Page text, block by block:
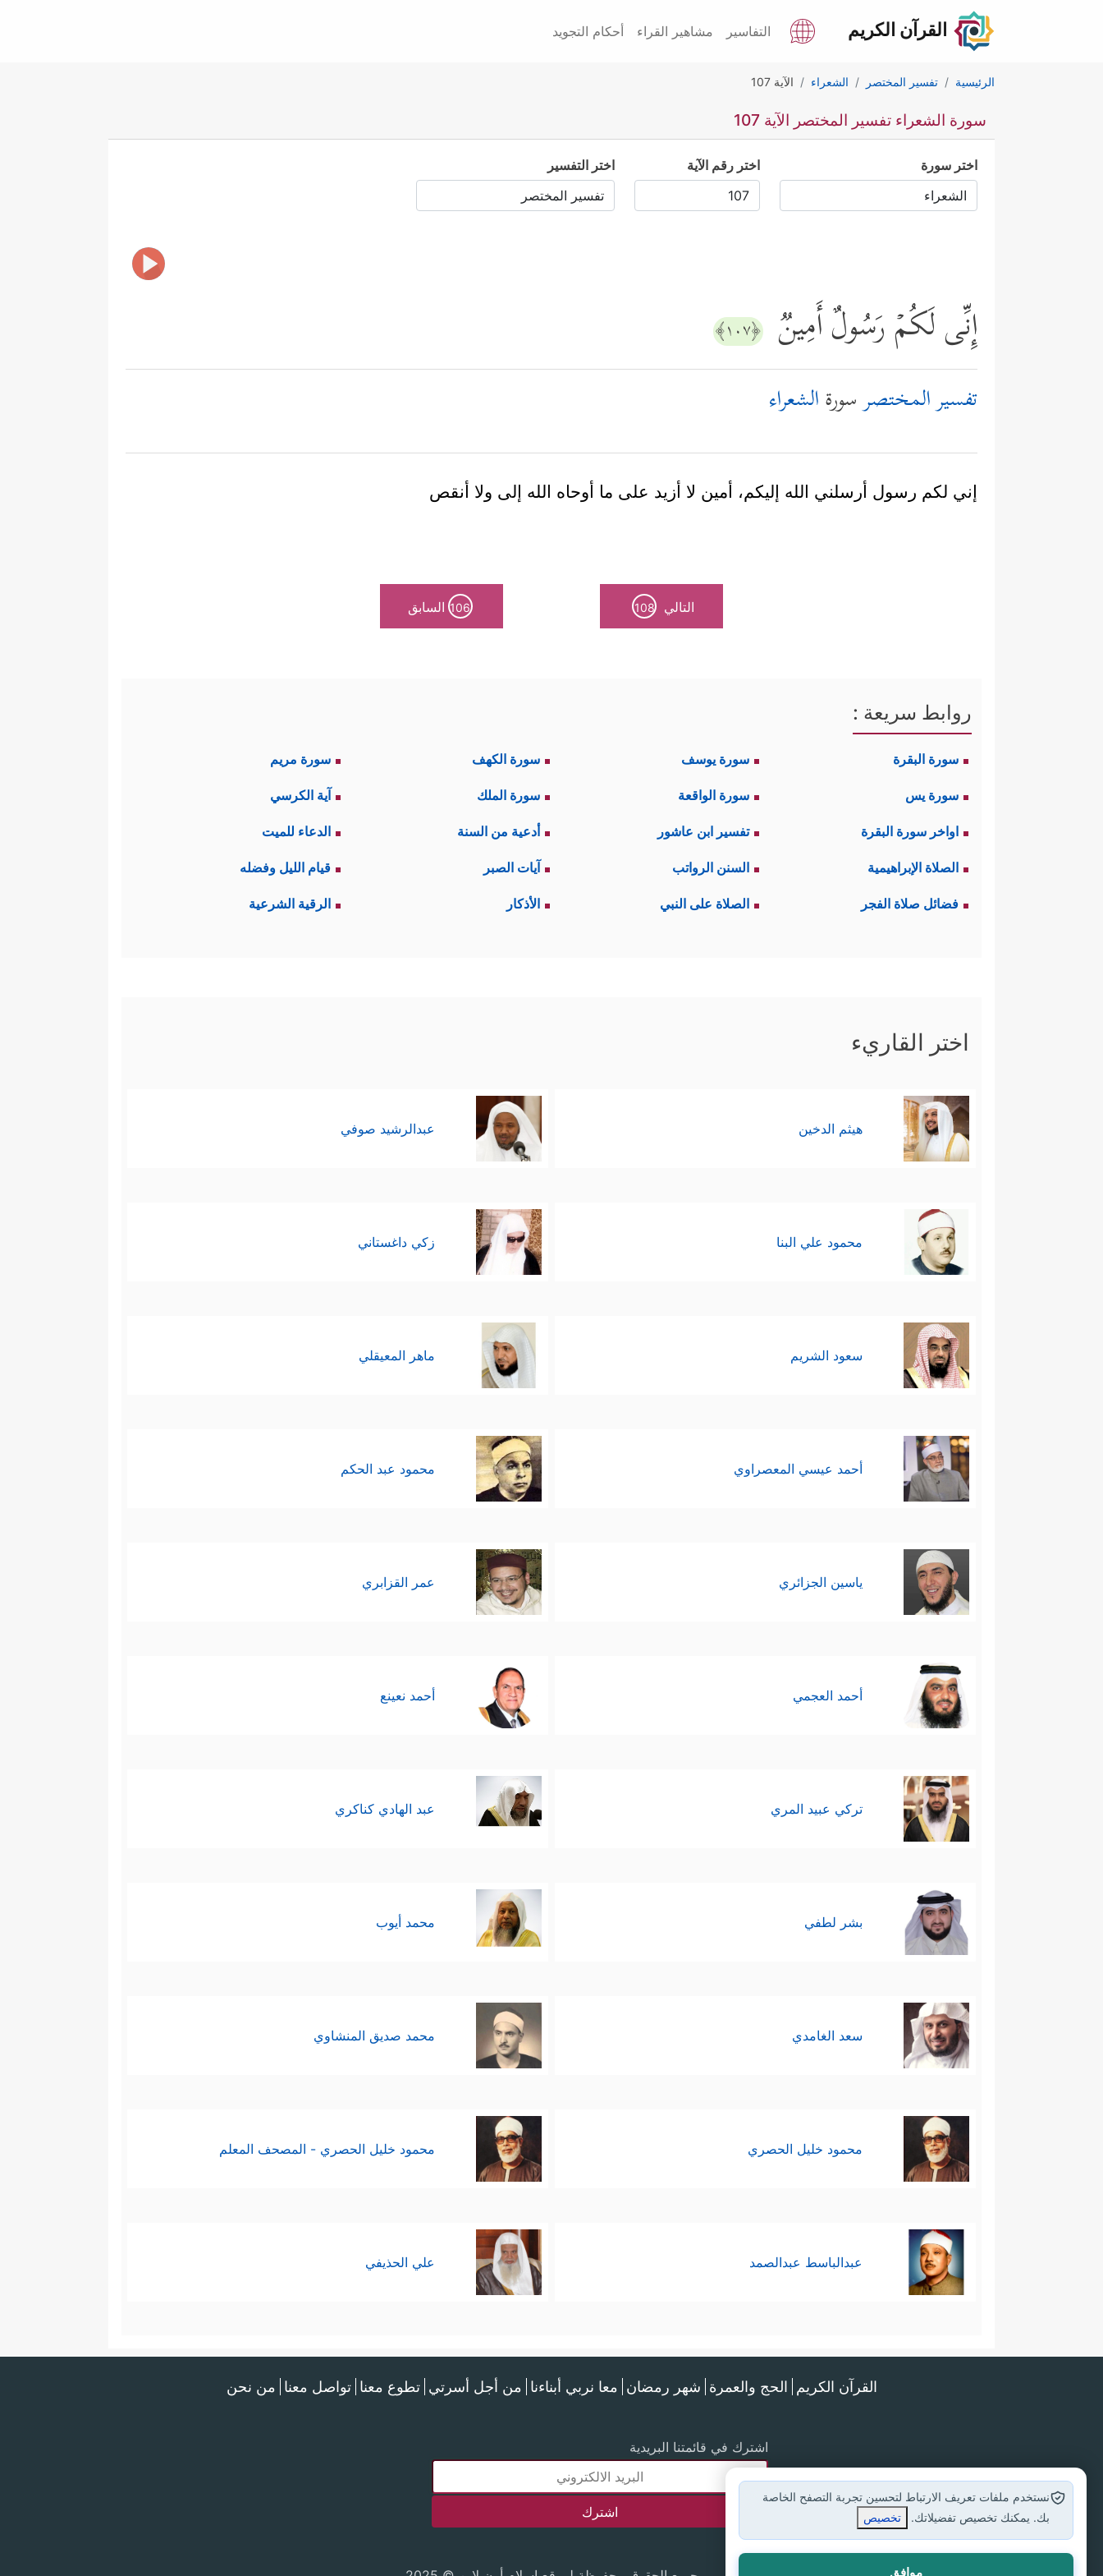
القرآن الكريم التفاسير مشاهير القراء أحكام التجويد
الرئيسية تفسير المختصر الشعراء الآية 107
سورة الشعراء تفسير المختصر الآية 107
اختر سورة اختر رقم الآية اختر التفسير
إِنِّی لَكُمۡ رَسُولٌ أَمِینࣱ ﴿١٠٧﴾
تفسير المختصرسورةالشعراء
إني لكم رسول أرسلني الله إليكم، أمين لا أزيد على ما أوحاه الله إلى ولا أنقص
التالي 108
106 السابق
روابط سريعة :
سورة البقرة سورة يوسف سورة الكهف سورة مريم
سورة يس سورة الواقعة سورة الملك آية الكرسي
اواخر سورة البقرة تفسير ابن عاشور أدعية من السنة الدعاء للميت
الصلاة الإبراهيمية السنن الرواتب آيات الصبر قيام الليل وفضله
فضائل صلاة الفجر الصلاة على النبي الأذكار الرقية الشرعية
اختر القاريء
هيثم الدخين عبدالرشيد صوفي
محمود علي البنا زكي داغستاني
سعود الشريم ماهر المعيقلي
أحمد عيسي المعصراوي محمود عبد الحكم
ياسين الجزائري عمر القزابري
أحمد العجمي أحمد نعينع
تركي عبيد المري عبد الهادي كناكري
بشر لطفي محمد أيوب
سعد الغامدي محمد صديق المنشاوي
محمود خليل الحصري محمود خليل الحصري - المصحف المعلم
عبدالباسط عبدالصمد علي الحذيفي
القرآن الكريم الحج والعمرة شهر رمضان معا نربي أبناءنا من أجل أسرتي تطوع معنا تواصل معنا من نحن
اشترك في قائمتنا البريدية
نستخدم ملفات تعريف الارتباط لتحسين تجربة التصفح الخاصة
بك. يمكنك تخصيص تفضيلاتك.
تخصيص
موافق